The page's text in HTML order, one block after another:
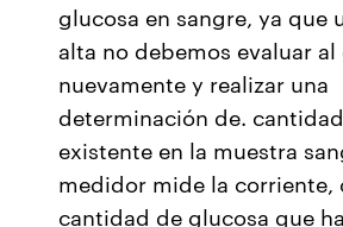
glucosa en sangre, ya que
alta no debemos evaluar
nuevamente y realizar una
determinación de.
existente en la muestra
medidor mide la corriente,
cantidad de glucosa que